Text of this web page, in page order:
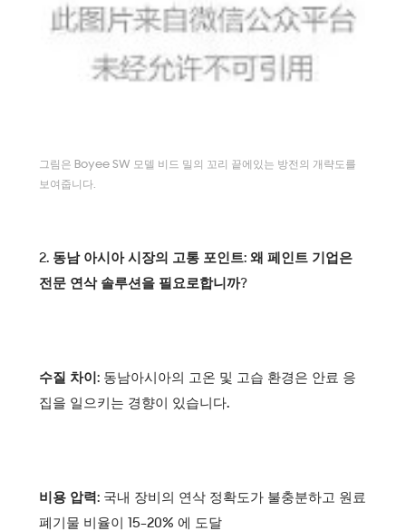
그림은 Boyee SW 모델 비드 밀의 꼬리 끝에있는 방전의 개략도를
보여줍니다.
2. 동남 아시아 시장의 고통 포인트: 왜 페인트 기업은
전문 연삭 솔루션을 필요로합니까?
수질 차이: 동남아시아의 고온 및 고습 환경은 안료 응
집을 일으키는 경향이 있습니다.
비용 압력: 국내 장비의 연삭 정확도가 불충분하고 원료
폐기물 비율이 15-20% 에 도달